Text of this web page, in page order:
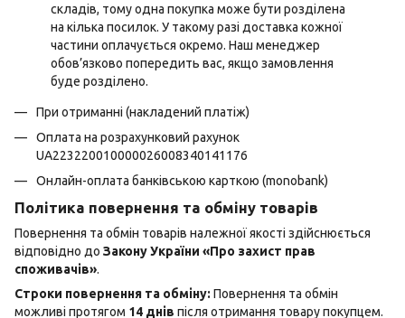
складів, тому одна покупка може бути розділена
на кілька посилок. У такому разі доставка кожної
частини оплачується окремо. Наш менеджер
обов’язково попередить вас, якщо замовлення
буде розділено.
При отриманні (накладений платіж)
Оплата на розрахунковий рахунок
UA223220010000026008340141176
Онлайн-оплата банківською карткою (monobank)
Політика повернення та обміну товарів
Повернення та обмін товарів належної якості здійснюється
відповідно до Закону України «Про захист прав
споживачів».
Строки повернення та обміну: Повернення та обмін
можливі протягом 14 днів після отримання товару покупцем.